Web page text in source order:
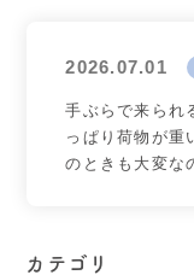
2026.07.01
手ぶらで来られ
っぱり荷物が重
のときも大変な
カテゴリ